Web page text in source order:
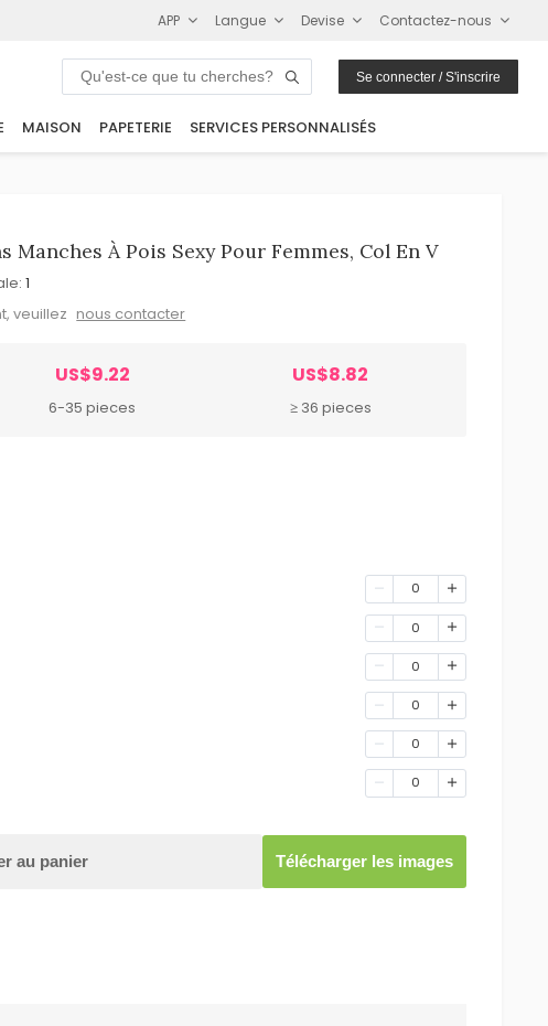
APP Langue Devise Contactez-nous
Se connecter / S'inscrire
MAISON PAPETERIE SERVICES PERSONNALISÉS
Manches À Pois Sexy Pour Femmes, Col En V
1
veuillez nous contacter
US$9.22
6-35 pieces
US$8.82
≥ 36 pieces
0
0
0
0
0
0
au panier Télécharger les images